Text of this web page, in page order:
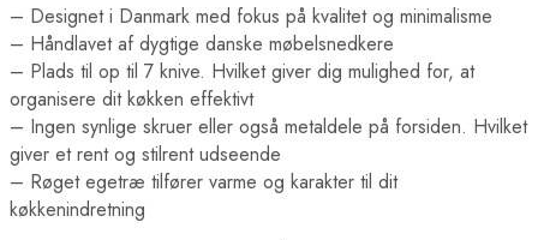
– Designet i Danmark med fokus på kvalitet og minimalisme
– Håndlavet af dygtige danske møbelsnedkere
– Plads til op til 7 knive. Hvilket giver dig mulighed for, at
organisere dit køkken effektivt
– Ingen synlige skruer eller også metaldele på forsiden. Hvilket
giver et rent og stilrent udseende
– Røget egetræ tilfører varme og karakter til dit
køkkenindretning